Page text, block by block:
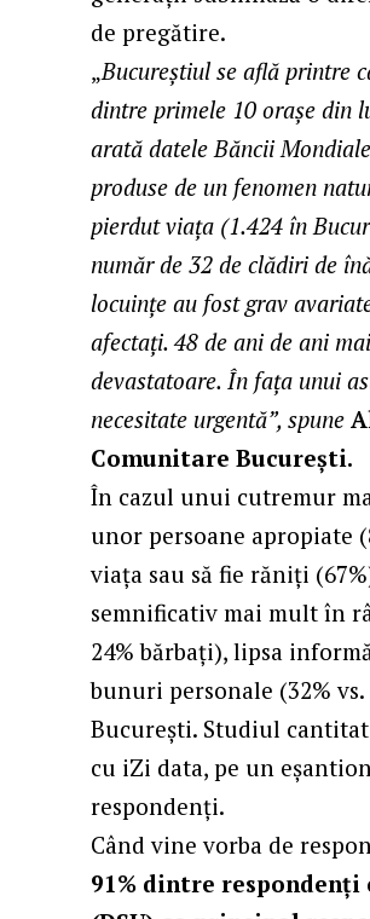
de pregătire.
„Bucureștiul se află printre
dintre primele 10 orașe din
arată datele Băncii
produse de un fenomen
pierdut viaţa (1.424 în
număr de 32 de clădiri de
locuinţe au fost grav
afectaţi. 48 de ani de ani
devastatoare. În fața unui
necesitate urgentă”, spune
Comunitare București.
În cazul unui cutremur
unor persoane apropiate
viața sau să fie răniți
semnificativ mai mult în
24% bărbați), lipsa
bunuri personale (32%
București. Studiul
cu iZi data, pe un
respondenți.
Când vine vorba de
91% dintre